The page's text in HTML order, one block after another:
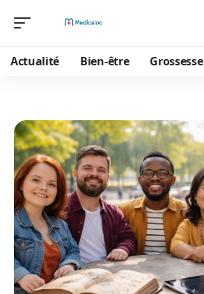
Actualité Bien-être Grossesse